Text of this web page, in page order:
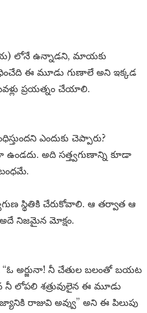
లోనే ఉన్నాడని, మాయకు
ఈ మూడు గుణాలే అని ఇక్కడ
ప్రయత్నం చేయాలి.
ఎందుకు చెప్పారు?
ఉండదు. అది సత్త్వగుణాన్ని కూడా
స్థితికి చేరుకోవాలి. ఆ తర్వాత ఆ
అదే నిజమైన మోక్షం.
“ఓ అర్జునా! నీ చేతుల బలంతో బయట
నీ లోపలి శత్రువులైన ఈ మూడు
రాజువి అవ్వు” అని ఈ పిలుపు